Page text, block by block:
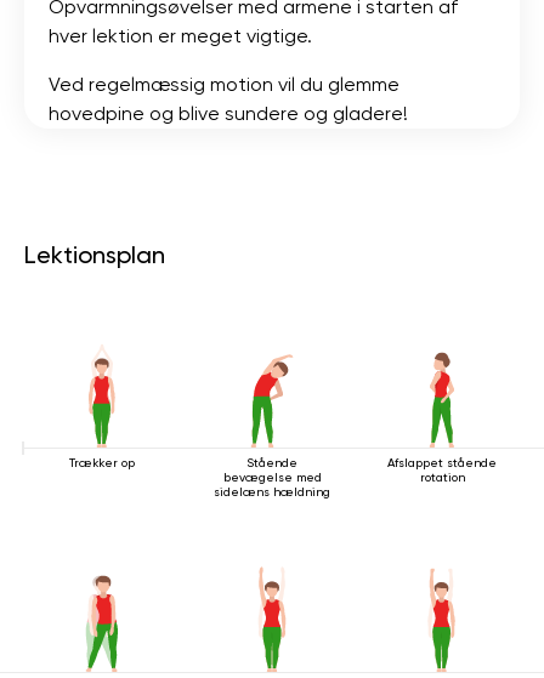
Opvarmningsøvelser med armene i starten af ​​
hver lektion er meget vigtige.
Ved regelmæssig motion vil du glemme
hovedpine og blive sundere og gladere!
Lektionsplan
Trækker op
Stående
bevægelse med
sidelæns hældning
Afslappet stående
rotation